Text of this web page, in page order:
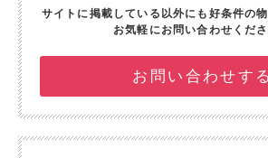
サイトに掲載している以外にも好条件の物
お気軽にお問い合わせくださ
お問い合わせする